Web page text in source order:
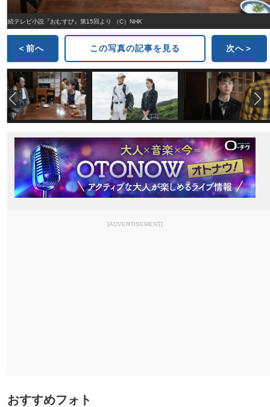
連続テレビ小説『おむすび』第15回より （C）NHK
＜前へ この写真の記事を見る 次へ＞
[ADVERTISEMENT]
おすすめフォト